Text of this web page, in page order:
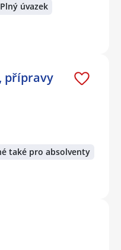
Plný úvazek
přípravy
také pro absolventy